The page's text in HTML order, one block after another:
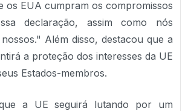
os EUA cumpram os compromissos
declaração, assim como nós
Além disso, destacou que a
a proteção dos interesses da UE
Estados-membros.
a UE seguirá lutando por um